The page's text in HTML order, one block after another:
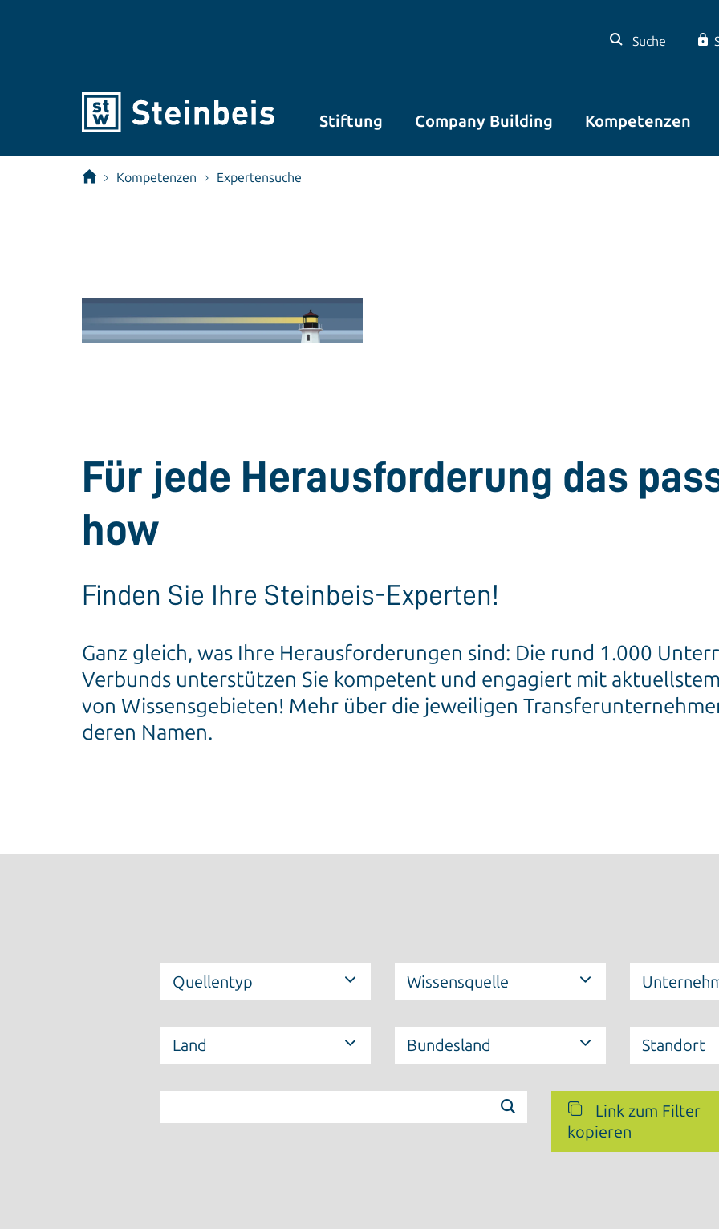
Suche
Stiftung Company Building Kompetenzen
Kompetenzen Expertensuche
Für jede Herausforderung das
how
Finden Sie Ihre Steinbeis-Experten!
Ganz gleich, was Ihre Herausforderungen sind: Die rund 1.000
Verbunds unterstützen Sie kompetent und engagiert mit
von Wissensgebieten! Mehr über die jeweiligen
deren Namen.
Quellentyp Wissensquelle
Land Bundesland Standort
Link zum Filter
kopieren